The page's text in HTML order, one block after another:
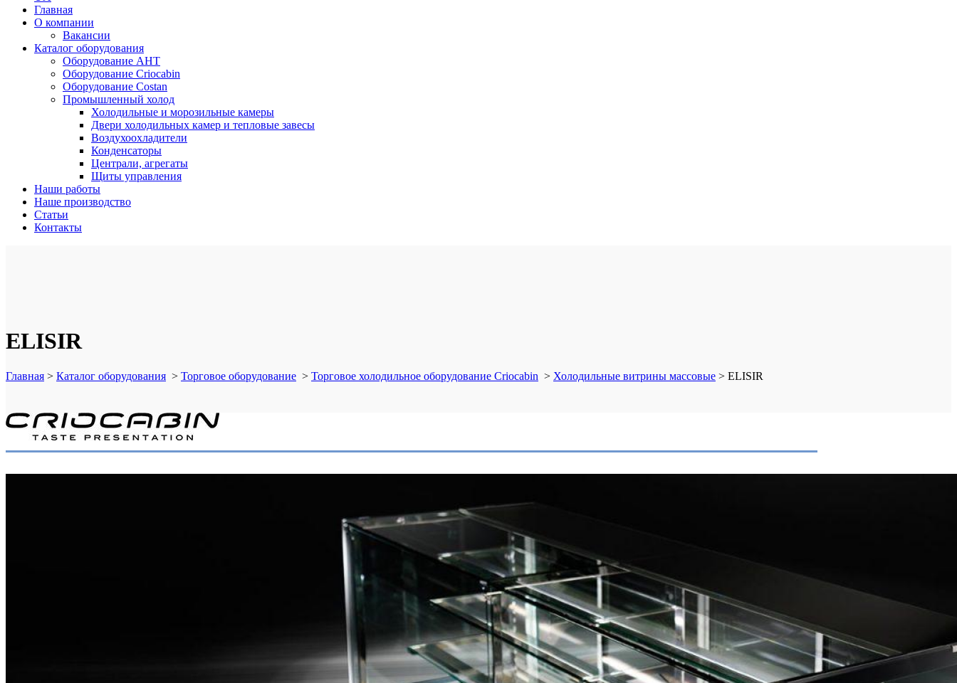
Главная
О компании
Вакансии
Каталог оборудования
Оборудование AHT
Оборудование Criocabin
Оборудование Costan
Промышленный холод
Холодильные и морозильные камеры
Двери холодильных камер и тепловые завесы
Воздухоохладители
Конденсаторы
Централи, агрегаты
Щиты управления
Наши работы
Наше производство
Статьи
Контакты
ELISIR
Главная > Каталог оборудования > Торговое оборудование > Торговое холодильное оборудование Criocabin > Холодильные витрины массовые > ELISIR